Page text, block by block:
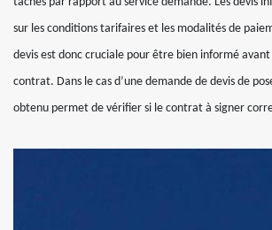
sur les conditions tarifaires et les modalités de
devis est donc cruciale pour être bien informé
contrat. Dans le cas d’une demande de devis de
obtenu permet de vérifier si le contrat à signer